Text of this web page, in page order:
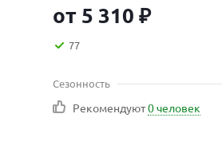
от 5 310 ₽
77
Сезонность
Рекомендуют0 человек